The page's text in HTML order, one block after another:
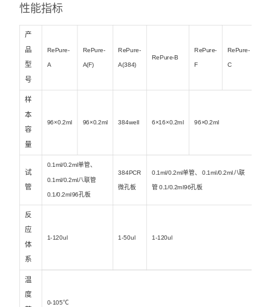
性能指标
产
品
型
号
RePure-
A
RePure-
A(F)
RePure-
A(384)
RePure-B
RePure-
F
RePure-
C
样
本
容
量
96×0.2ml 96×0.2ml 384well 6×16×0.2ml 96×0.2ml
试
管
0.1ml/0.2ml单管、
0.1ml/0.2ml八联管
0.1/0.2ml96孔板
384PCR
微孔板
0.1ml/0.2ml单管、 0.1ml/0.2ml八联
管 0.1/0.2ml96孔板
反
应
体
系
1-120ul 1-50ul 1-120ul
温
度
0-105℃